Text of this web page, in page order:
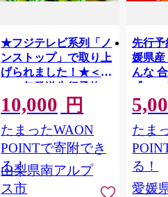
★フジテレビ系列「ノ
ンストップ」で取り上
げられました！★＜
2026年発送先行予約＞
南アルプス市産シャイ
ンマスカット1.2kg以
上（2～3房） クール
便発送 ALPAG007
10,000 円
たまったWAON
POINTで寄附でき
る！
山梨県南アルプ
ス市
先行予
媛県産
んな
『
出荷
ご自宅
マド
あり
ツ 高
産地直
レンジ
たま
る！
愛媛